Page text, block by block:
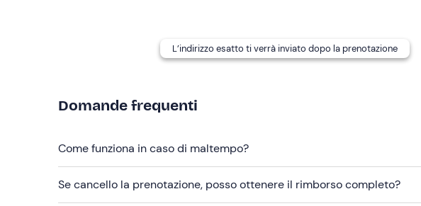
L’indirizzo esatto ti verrà inviato dopo la prenotazione
Domande frequenti
Come funziona in caso di maltempo?
Se cancello la prenotazione, posso ottenere il rimborso completo?